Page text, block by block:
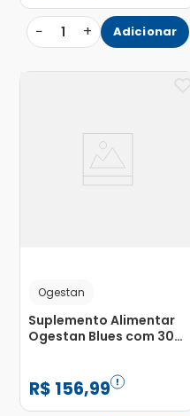
− 1 + Adicionar
Ogestan
Suplemento Alimentar
Ogestan Blues com 30
R$ 156,99